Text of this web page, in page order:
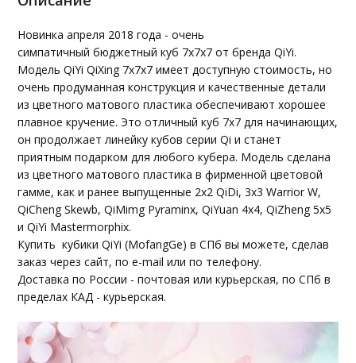
Новинка апреля 2018 года - очень
симпатичный бюджетный куб 7х7х7 от бренда QiYi.
Модель QiYi QiXing 7x7x7 имеет доступную стоимость, но
очень продуманная конструкция и качественные детали
из цветного матового пластика обеспечивают хорошее
плавное кручение. Это отличный куб 7х7 для начинающих,
он продолжает линейку кубов серии Qi и станет
приятным подарком для любого кубера. Модель сделана
из цветного матового пластика в фирменной цветовой
гамме, как и ранее выпущенные 2x2 QiDi, 3х3 Warrior W,
QiCheng Skewb, QiMimg Pyraminx, QiYuan 4x4, QiZheng 5x5
и QiYi Mastermorphix.
Купить кубики QiYi (MofangGe) в СПб вы можете, сделав
заказ через сайт, по e-mail или по телефону.
Доставка по России - почтовая или курьерская, по СПб в
пределах КАД - курьерская.